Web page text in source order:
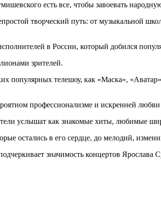
есть все, чтобы завоевать
творческий путь: от музыкальной
в России, который добился
зрителей.
популярных телешоу, как «Маска»,
профессионализме и искренней
услышат как знакомые хиты, любимые
остались в его сердце, до мелодий,
значимость концертов Ярослава